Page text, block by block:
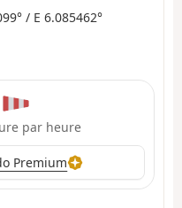
/ E 6.085462°
par heure
Premium